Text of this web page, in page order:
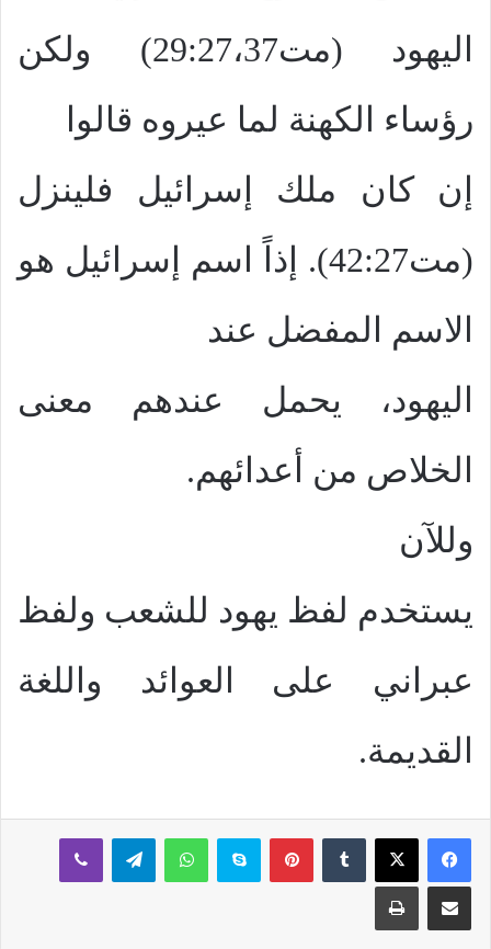
اليهود (مت29:27،37) ولكن
رؤساء الكهنة لما عيروه قالوا
إن كان ملك إسرائيل فلينزل
(مت42:27). إذاً اسم إسرائيل هو
الاسم المفضل عند
اليهود، يحمل عندهم معنى
الخلاص من أعدائهم.
وللآن
يستخدم لفظ يهود للشعب ولفظ
عبراني على العوائد واللغة
القديمة.
بينتيريستسكايب واتساب تيلقرام ڤايبر
مشاركة عبر البريد طباعة